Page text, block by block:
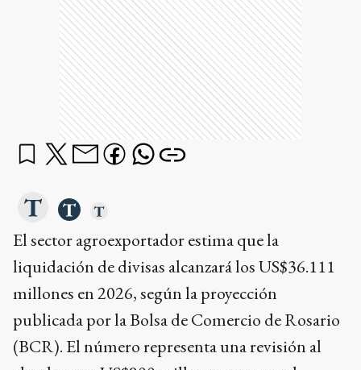
El sector agroexportador estima que la
liquidación de divisas alcanzará los US$36.111
millones en 2026, según la proyección
publicada por la Bolsa de Comercio de Rosario
(BCR). El número representa una revisión al